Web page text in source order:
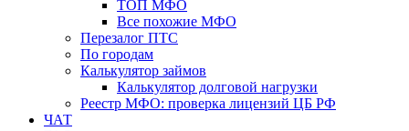
ТОП МФО
Все похожие МФО
Перезалог ПТС
По городам
Калькулятор займов
Калькулятор долговой нагрузки
Реестр МФО: проверка лицензий ЦБ РФ
ЧАТ